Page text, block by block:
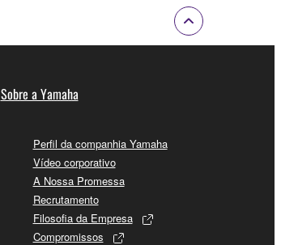
Sobre a Yamaha
Perfil da companhia Yamaha
Vídeo corporativo
A Nossa Promessa
Recrutamento
Filosofia da Empresa
Compromissos